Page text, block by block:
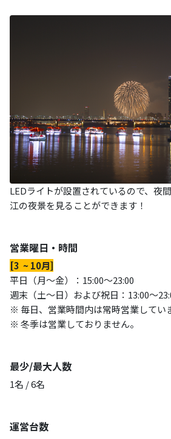
LEDライトが設置されているので、夜
江の夜景を見ることができます！
営業曜日・時間
[3 ~ 10月]
平日（月〜金）：15:00〜23:00
週末（土〜日）および祝日：13:00〜
※ 毎日、営業時間内は常時営業してい
※ 冬季は営業しておりません。
最少/最大人数
1名 / 6名
運営台数